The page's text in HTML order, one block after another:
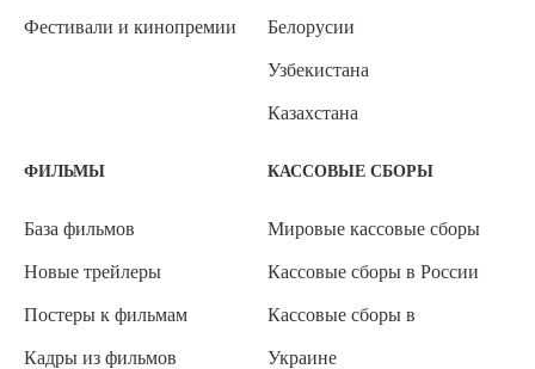
Фестивали и кинопремии Белорусии
Узбекистана
Казахстана
ФИЛЬМЫ
База фильмов
Новые трейлеры
Постеры к фильмам
Кадры из фильмов
КАССОВЫЕ СБОРЫ
Мировые кассовые сборы
Кассовые сборы в России
Кассовые сборы в
Украине